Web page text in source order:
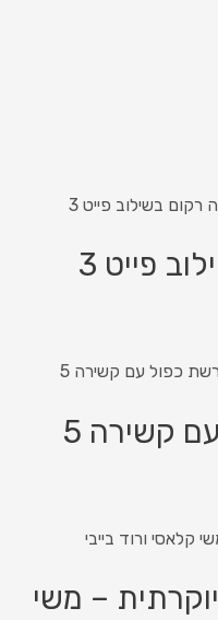
פייט 3
קשירה 5
– משי